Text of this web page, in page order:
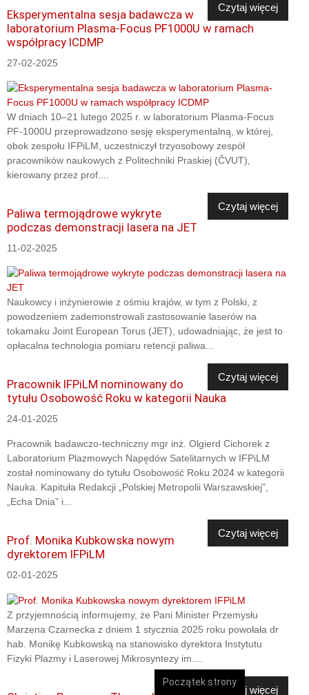
Czytaj więcej
Eksperymentalna sesja badawcza w
laboratorium Plasma-Focus PF1000U w ramach
współpracy ICDMP
27-02-2025
W dniach 10–21 lutego 2025 r. w laboratorium Plasma-Focus
PF-1000U przeprowadzono sesję eksperymentalną, w której,
obok zespołu IFPiLM, uczestniczył trzyosobowy zespół
pracowników naukowych z Politechniki Praskiej (ČVUT),
kierowany przez prof....
Czytaj więcej
Paliwa termojądrowe wykryte
podczas demonstracji lasera na JET
11-02-2025
Naukowcy i inżynierowie z ośmiu krajów, w tym z Polski, z
powodzeniem zademonstrowali zastosowanie laserów na
tokamaku Joint European Torus (JET), udowadniając, że jest to
opłacalna technologia pomiaru retencji paliwa...
Czytaj więcej
Pracownik IFPiLM nominowany do
tytułu Osobowość Roku w kategorii Nauka
24-01-2025
Pracownik badawczo-techniczny mgr inż. Olgierd Cichorek z
Laboratorium Plazmowych Napędów Satelitarnych w IFPiLM
został nominowany do tytułu Osobowość Roku 2024 w kategorii
Nauka. Kapituła Redakcji „Polskiej Metropolii Warszawskiej”,
„Echa Dnia” i...
Czytaj więcej
Prof. Monika Kubkowska nowym
dyrektorem IFPiLM
02-01-2025
Z przyjemnością informujemy, że Pani Minister Przemysłu
Marzena Czarnecka z dniem 1 stycznia 2025 roku powołała dr
hab. Monikę Kubkowską na stanowisko dyrektora Instytutu
Fizyki Plazmy i Laserowej Mikrosyntezy im....
Czytaj więcej
Początek strony